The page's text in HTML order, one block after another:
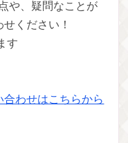
や、疑問なことが
ください！
す
わせはこちらから